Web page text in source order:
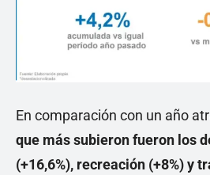
En comparación con un año
que más subieron fueron los
(+16,6%), recreación (+8%) y